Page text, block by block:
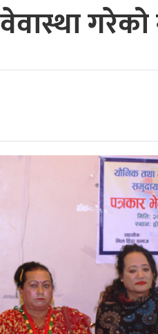
गरेको